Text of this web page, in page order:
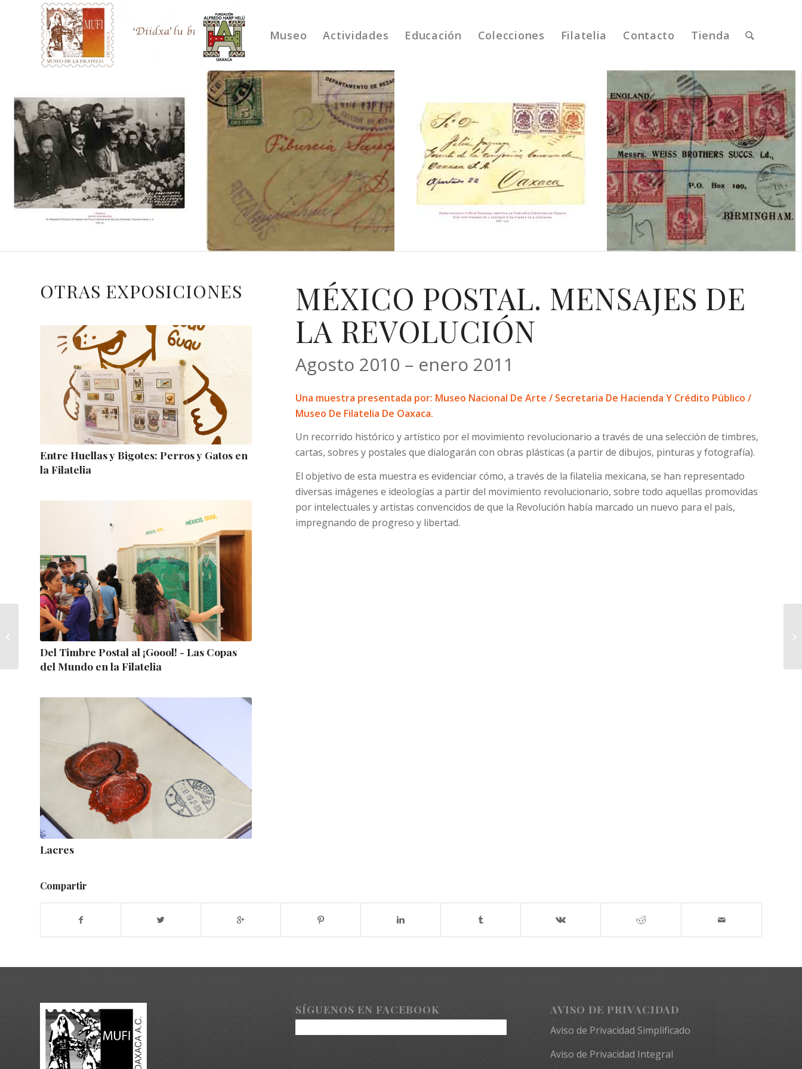
Museo Actividades Educación Colecciones Filatelia Contacto Tienda
OTRAS EXPOSICIONES
Entre Huellas y Bigotes: Perros y Gatos en
la Filatelia
Del Timbre Postal al ¡Goool! - Las Copas
del Mundo en la Filatelia
Lacres
MÉXICO POSTAL. MENSAJES DE
LA REVOLUCIÓN
Agosto 2010 – enero 2011
Una muestra presentada por: Museo Nacional De Arte / Secretaria De Hacienda Y Crédito Público /
Museo De Filatelia De Oaxaca.
Un recorrido histórico y artístico por el movimiento revolucionario a través de una selección de timbres,
cartas, sobres y postales que dialogarán con obras plásticas (a partir de dibujos, pinturas y fotografía).
El objetivo de esta muestra es evidenciar cómo, a través de la filatelia mexicana, se han representado
diversas imágenes e ideologías a partir del movimiento revolucionario, sobre todo aquellas promovidas
por intelectuales y artistas convencidos de que la Revolución había marcado un nuevo para el país,
impregnando de progreso y libertad.
Compartir
SÍGUENOS EN FACEBOOK AVISO DE PRIVACIDAD
Aviso de Privacidad Simplificado
Aviso de Privacidad Integral
¡GOOOL! Las copas
mundiales de fútbol
en los timbres
postales